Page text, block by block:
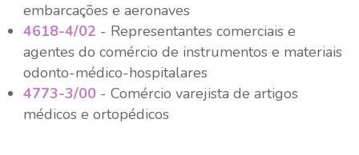
embarcações e aeronaves
4618-4/02 - Representantes comerciais e
agentes do comércio de instrumentos e materiais
odonto-médico-hospitalares
4773-3/00 - Comércio varejista de artigos
médicos e ortopédicos